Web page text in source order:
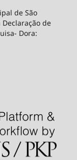
de São
Declaração de
Dora: